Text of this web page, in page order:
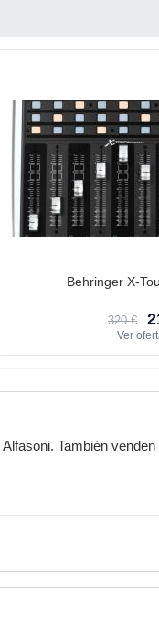
Behringer X-
320 €
Ver
También